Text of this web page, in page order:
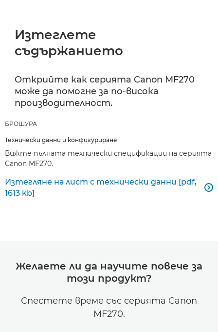
Изтеглете
съдържанието
Открийте как серията Canon MF270
може да помогне за по-висока
производителност.
БРОШУРА
Технически данни и конфигуриране
Вижте пълната технически спецификации на серията
Canon MF270.
Изтегляне на лист с технически данни [pdf,
1613 kb]

Желаете ли да научите повече за
този продукт?
Спестете време със серията Canon
MF270.